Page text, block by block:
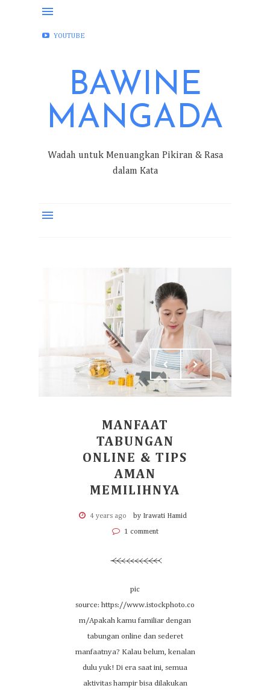
FACEBOOK
YOUTUBE
BAWINE
MANGADA
Wadah untuk Menuangkan Pikiran & Rasa
dalam Kata
MANFAAT
TABUNGAN
ONLINE & TIPS
AMAN
MEMILIHNYA
4 years ago by Irawati Hamid
1 comment
pic
source: https://www.istockphoto.co
m/Apakah kamu familiar dengan
tabungan online dan sederet
manfaatnya? Kalau belum, kenalan
dulu yuk! Di era saat ini, semua
aktivitas hampir bisa dilakukan